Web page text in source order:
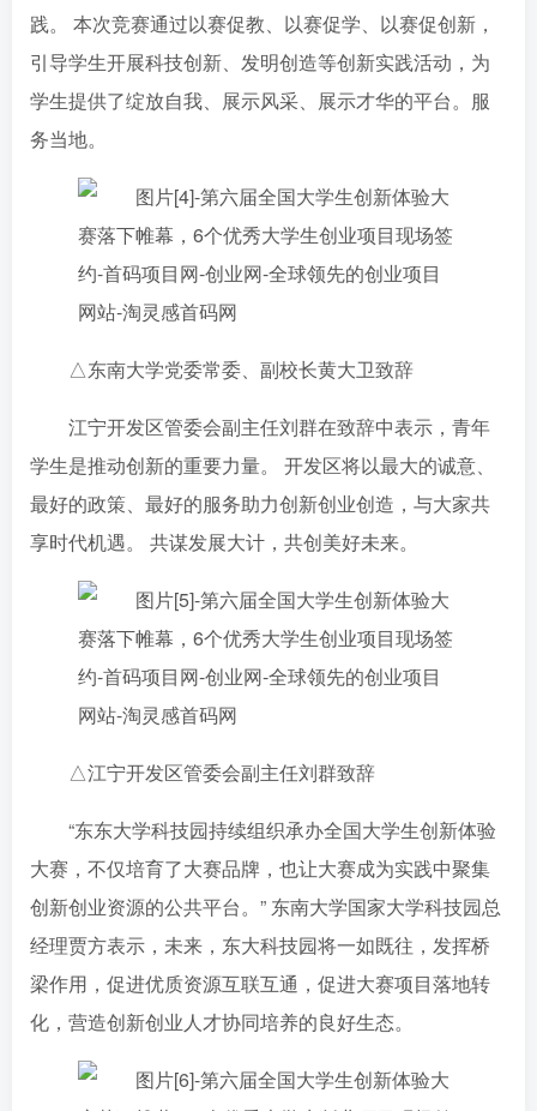
践。 本次竞赛通过以赛促教、以赛促学、以赛促创新，
引导学生开展科技创新、发明创造等创新实践活动，为
学生提供了绽放自我、展示风采、展示才华的平台。服
务当地。
△东南大学党委常委、副校长黄大卫致辞
江宁开发区管委会副主任刘群在致辞中表示，青年
学生是推动创新的重要力量。 开发区将以最大的诚意、
最好的政策、最好的服务助力创新创业创造，与大家共
享时代机遇。 共谋发展大计，共创美好未来。
△江宁开发区管委会副主任刘群致辞
“东东大学科技园持续组织承办全国大学生创新体验
大赛，不仅培育了大赛品牌，也让大赛成为实践中聚集
创新创业资源的公共平台。” 东南大学国家大学科技园总
经理贾方表示，未来，东大科技园将一如既往，发挥桥
梁作用，促进优质资源互联互通，促进大赛项目落地转
化，营造创新创业人才协同培养的良好生态。